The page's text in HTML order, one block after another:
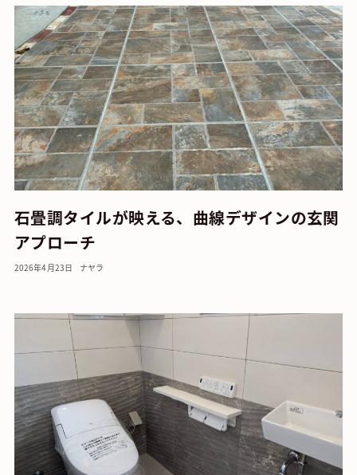
石畳調タイルが映える、曲線デザインの玄関
アプローチ
2026年4月23日 ナヤラ